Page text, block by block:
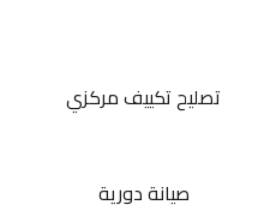
تصليح تكييف مركزي
صيانة دورية